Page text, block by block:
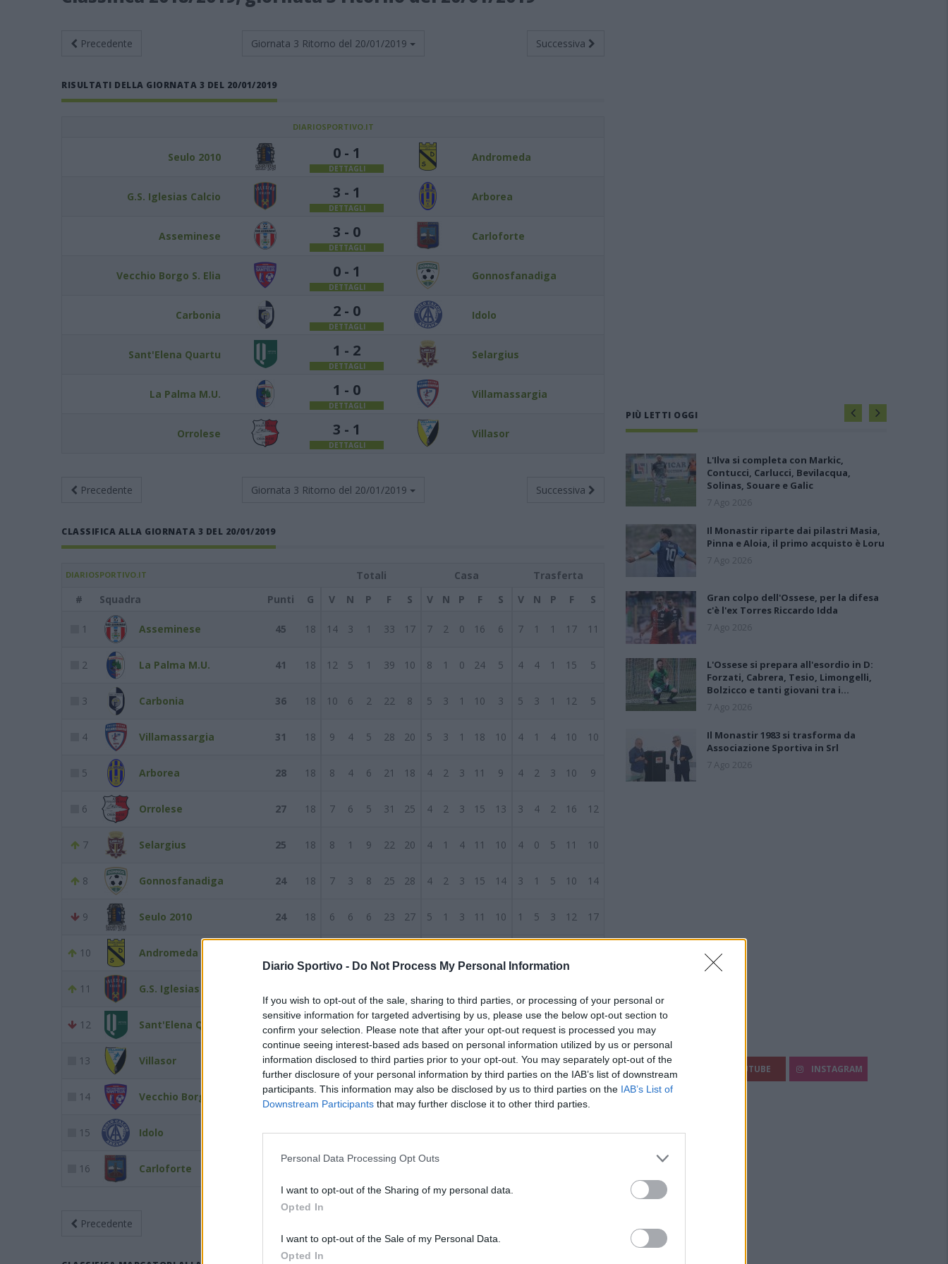
Diario Sportivo - Do Not Process My Personal Information
If you wish to opt-out of the sale, sharing to third parties, or processing of your personal or
sensitive information for targeted advertising by us, please use the below opt-out section to
confirm your selection. Please note that after your opt-out request is processed you may
continue seeing interest-based ads based on personal information utilized by us or personal
information disclosed to third parties prior to your opt-out. You may separately opt-out of the
further disclosure of your personal information by third parties on the IAB’s list of downstream
participants. This information may also be disclosed by us to third parties on the IAB’s List of
Downstream Participants that may further disclose it to other third parties.
Personal Data Processing Opt Outs
I want to opt-out of the Sharing of my personal data.
Opted In
I want to opt-out of the Sale of my Personal Data.
Opted In
Precedente Giornata 3 Ritorno del 20/01/2019 Successiva
RISULTATI DELLA GIORNATA 3 DEL 20/01/2019
DIARIOSPORTIVO.IT
Seulo 2010 0 - 1
DETTAGLI
Andromeda
G.S. Iglesias Calcio 3 - 1
DETTAGLI
Arborea
Asseminese 3 - 0
DETTAGLI
Carloforte
Vecchio Borgo S. Elia 0 - 1
DETTAGLI
Gonnosfanadiga
Carbonia 2 - 0
DETTAGLI
Idolo
Sant'Elena Quartu 1 - 2
DETTAGLI
Selargius
La Palma M.U. 1 - 0
DETTAGLI
Villamassargia
Orrolese 3 - 1
DETTAGLI
Villasor
Precedente Giornata 3 Ritorno del 20/01/2019 Successiva
CLASSIFICA ALLA GIORNATA 3 DEL 20/01/2019
DIARIOSPORTIVO.IT Totali Casa
Trasferta
#
Squadra Punti G V N P F S V N P F S V N P F S
1 Asseminese 45 18 14 3 1 33 17 7 2 0 16 6 7 1 1 17 11
2 La Palma M.U. 41 18 12 5 1 39 10 8 1 0 24 5 4 4 1 15 5
3 Carbonia 36 18 10 6 2 22 8 5 3 1 10 3 5 3 1 12 5
4 Villamassargia 31 18 9 4 5 28 20 5 3 1 18 10 4 1 4 10 10
5 Arborea 28 18 8 4 6 21 18 4 2 3 11 9 4 2 3 10 9
6 Orrolese 27 18 7 6 5 31 25 4 2 3 15 13 3 4 2 16 12
7 Selargius 25 18 8 1 9 22 20 4 1 4 11 10 4 0 5 11 10
8 Gonnosfanadiga 24 18 7 3 8 25 28 4 2 3 15 14 3 1 5 10 14
9 Seulo 2010 24 18 6 6 6 23 27 5 1 3 11 10 1 5 3 12 17
10 Andromeda
11 G.S. Iglesias Calcio
12 Sant'Elena Quartu 20 6 2 10 17 18 2 4 6 3 6 12
13 Villasor 17 18 4 5 9 19 28 2 4 3 12 11 2 1 6 7 17
14 Vecchio Borgo S. Elia 17 18 5 2 11 21 32 4 0 5 13 15 1 2 6 8 17
15 Idolo 15 18 3 6 9 18 27 2 4 3 10 14 1 2 6 8 13
16 Carloforte 5 35
Precedente
PIÙ LETTI OGGI
L'Ilva si completa con Markic,
Contucci, Carlucci, Bevilacqua,
Solinas, Souare e Galic
7 Ago 2026
Il Monastir riparte dai pilastri Masia,
Pinna e Aloia, il primo acquisto è Loru
7 Ago 2026
Gran colpo dell'Ossese, per la difesa
c'è l'ex Torres Riccardo Idda
7 Ago 2026
L'Ossese si prepara all'esordio in D:
Forzati, Cabrera, Tesio, Limongelli,
Bolzicco e tanti giovani tra i…
7 Ago 2026
Il Monastir 1983 si trasforma da
Associazione Sportiva in Srl
7 Ago 2026
Segui Diario Sportivo:
FACEBOOK YOUTUBE INSTAGRAM